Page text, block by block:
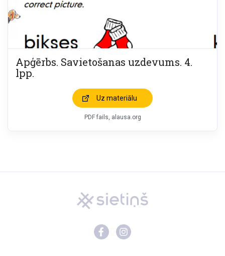
Apģērbs. Savietošanas uzdevums. 4.
lpp.
Uz materiālu
PDF fails, alausa.org